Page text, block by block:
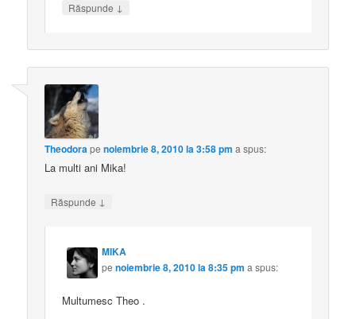
Răspunde ↓
Theodorapenoiembrie 8, 2010 la 3:58 pm a spus:
La multi ani Mika!
Răspunde ↓
MIKA
penoiembrie 8, 2010 la 8:35 pm a spus:
Multumesc Theo .